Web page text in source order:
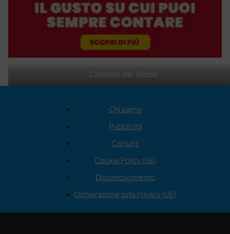
Cimitero dei Rotoli
Chi siamo
Pubblicità
Contatti
Cookie Policy (UE)
Disconoscimento
Dichiarazione sulla Privacy (UE)